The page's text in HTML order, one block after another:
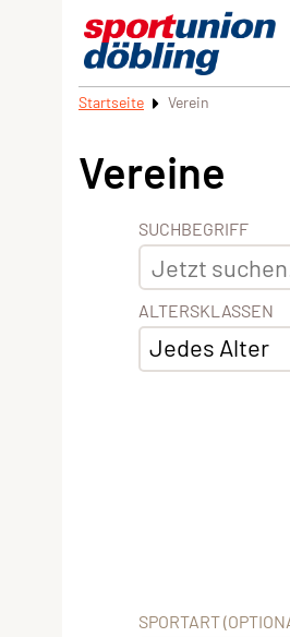
Startseite Verein
Vereine
SUCHBEGRIFF
ALTERSKLASSEN
Jedes Alter
SPORTART